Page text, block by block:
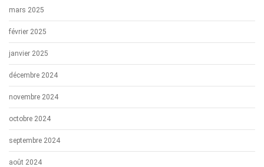
mars 2025
février 2025
janvier 2025
décembre 2024
novembre 2024
octobre 2024
septembre 2024
août 2024